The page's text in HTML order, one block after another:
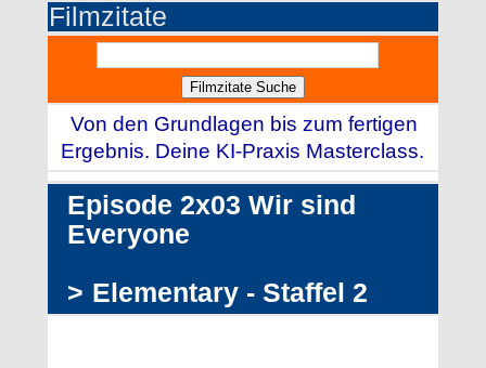
Filmzitate
Von den Grundlagen bis zum fertigen
Ergebnis. Deine KI-Praxis Masterclass.
Episode 2x03 Wir sind
Everyone
> Elementary - Staffel 2